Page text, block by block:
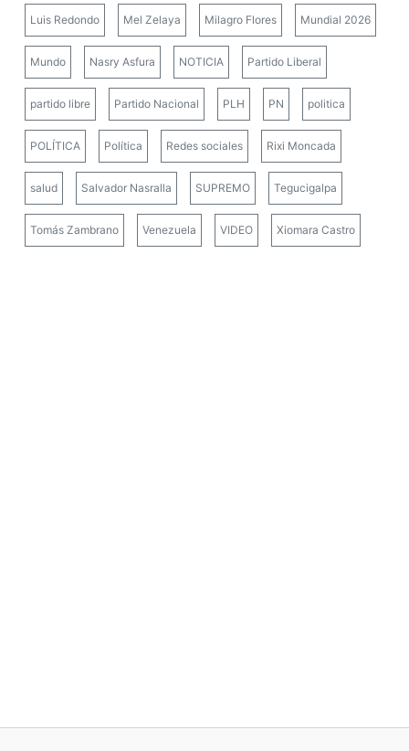
Luis Redondo Mel Zelaya Milagro Flores Mundial 2026
Mundo Nasry Asfura NOTICIA Partido Liberal
partido libre Partido Nacional PLH PN politica
POLÍTICA Política Redes sociales Rixi Moncada
salud Salvador Nasralla SUPREMO Tegucigalpa
Tomás Zambrano Venezuela VIDEO Xiomara Castro